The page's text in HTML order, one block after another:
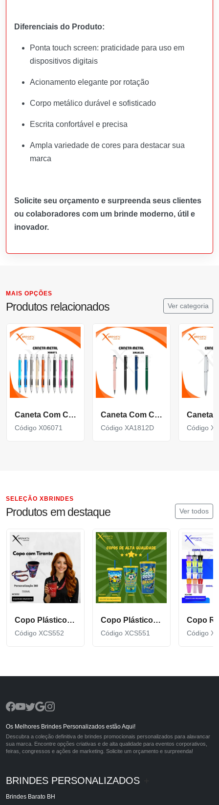
Diferenciais do Produto:
Ponta touch screen: praticidade para uso em
dispositivos digitais
Acionamento elegante por rotação
Corpo metálico durável e sofisticado
Escrita confortável e precisa
Ampla variedade de cores para destacar sua
marca
Solicite seu orçamento e surpreenda seus clientes
ou colaboradores com um brinde moderno, útil e
inovador.
MAIS OPÇÕES
Produtos relacionados Ver categoria
Caneta Com Corpo De Metal Carga Azul E Acionamento Por Clique X06071
Código X06071
Caneta Com Corpo De Metal Carga Azul E Acionamento Por Rotação Xa1812D
Código XA1812D Código
SELEÇÃO XBRINDES
Produtos em destaque Ver todos
Copo Plástico de 550 ML com Tirante Personalizado XCS552
Código XCS552
Copo Plástico personalizado In Mold Label 360 XCS551
Código XCS551 Código
Os Melhores Brindes Personalizados estão Aqui!
Descubra a coleção definitiva de brindes promocionais personalizados para alavancar
sua marca. Encontre opções criativas e de alta qualidade para eventos corporativos,
feiras, congressos e ações de marketing. Solicite um orçamento e surpreenda!
BRINDES PERSONALIZADOS
Brindes Barato BH